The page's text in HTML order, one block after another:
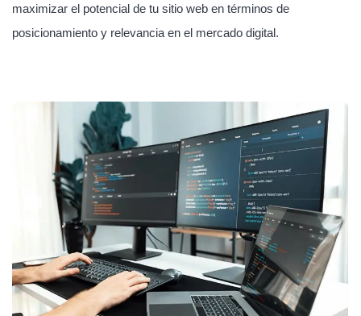
maximizar el potencial de tu sitio web en términos de
posicionamiento y relevancia en el mercado digital.